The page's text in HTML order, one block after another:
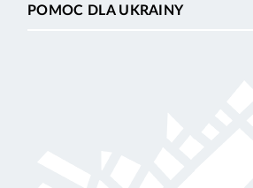
POMOC DLA UKRAINY